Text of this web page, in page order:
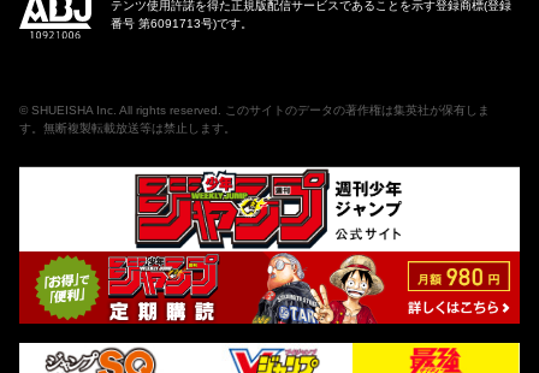
テンツ使用許諾を得た正規版配信サービスであることを示す登録商標(登録
番号 第6091713号)です。
© SHUEISHA Inc . All rights reserved. このサイトのデータの著作権は集英社が保有しま
す。無断複製転載放送等は禁止します。